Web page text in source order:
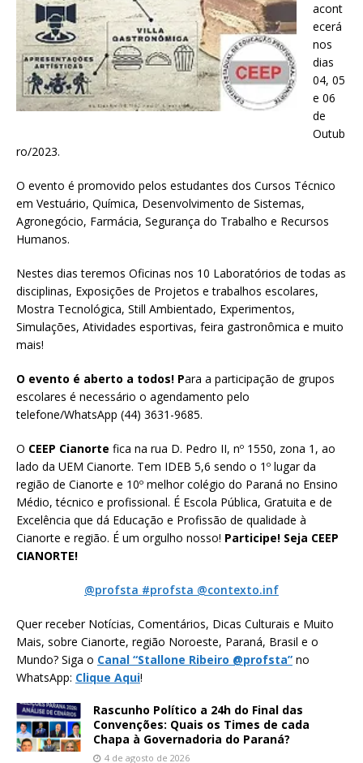
acont
ecerá
nos
dias
04, 05
e 06
de
Outub
ro/2023.
O evento é promovido pelos estudantes dos Cursos Técnico
em Vestuário, Química, Desenvolvimento de Sistemas,
Agronegócio, Farmácia, Segurança do Trabalho e Recursos
Humanos.
Nestes dias teremos Oficinas nos 10 Laboratórios de todas as
disciplinas, Exposições de Projetos e trabalhos escolares,
Mostra Tecnológica, Still Ambientado, Experimentos,
Simulações, Atividades esportivas, feira gastronômica e muito
mais!
O evento é aberto a todos! Para a participação de grupos
escolares é necessário o agendamento pelo
telefone/WhatsApp (44) 3631-9685.
O CEEP Cianorte fica na rua D. Pedro II, nº 1550, zona 1, ao
lado da UEM Cianorte. Tem IDEB 5,6 sendo o 1º lugar da
região de Cianorte e 10º melhor colégio do Paraná no Ensino
Médio, técnico e profissional. É Escola Pública, Gratuita e de
Excelência que dá Educação e Profissão de qualidade à
Cianorte e região. É um orgulho nosso! Participe! Seja CEEP
CIANORTE!
@profsta #profsta @contexto.inf
Quer receber Notícias, Comentários, Dicas Culturais e Muito
Mais, sobre Cianorte, região Noroeste, Paraná, Brasil e o
Mundo? Siga o Canal “Stallone Ribeiro @profsta” no
WhatsApp: Clique Aqui!
Rascunho Político a 24h do Final das
Convenções: Quais os Times de cada
Chapa à Governadoria do Paraná?
4 de agosto de 2026